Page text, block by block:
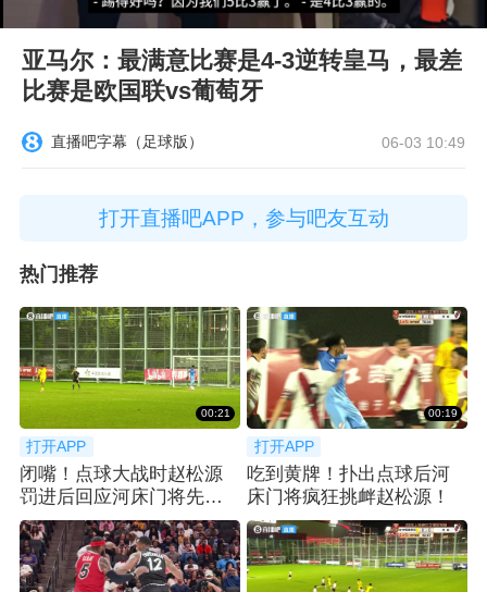
亚马尔：最满意比赛是4-3逆转皇马，最差
比赛是欧国联vs葡萄牙
直播吧字幕（足球版） 06-03 10:49
打开直播吧APP，参与吧友互动
热门推荐
00:21
打开APP
闭嘴！点球大战时赵松源
罚进后回应河床门将先前
的挑衅
00:19
打开APP
吃到黄牌！扑出点球后河
床门将疯狂挑衅赵松源！